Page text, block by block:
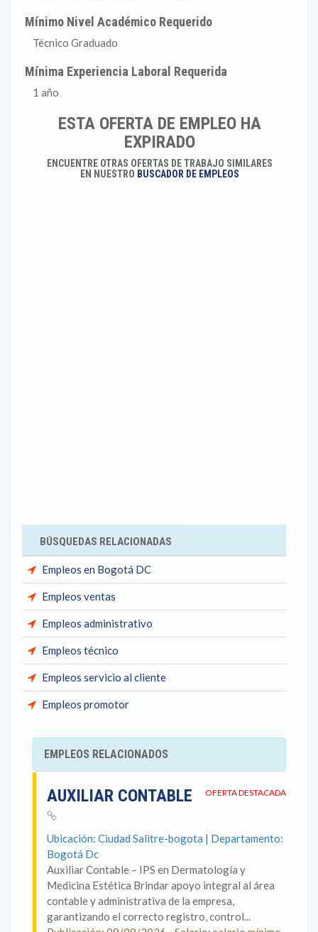
Mínimo Nivel Académico Requerido
Técnico Graduado
Mínima Experiencia Laboral Requerida
1 año
ESTA OFERTA DE EMPLEO HA
EXPIRADO
ENCUENTRE OTRAS OFERTAS DE TRABAJO SIMILARES
EN NUESTRO BUSCADOR DE EMPLEOS
BÚSQUEDAS RELACIONADAS
Empleos en Bogotá DC
Empleos ventas
Empleos administrativo
Empleos técnico
Empleos servicio al cliente
Empleos promotor
EMPLEOS RELACIONADOS
OFERTA DESTACADA
AUXILIAR CONTABLE
Ubicación: Ciudad Salitre-bogota | Departamento:
Bogotá Dc
Auxiliar Contable – IPS en Dermatología y
Medicina Estética Brindar apoyo integral al área
contable y administrativa de la empresa,
garantizando el correcto registro, control...